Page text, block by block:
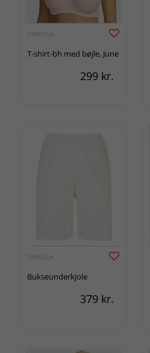
DAMELLA
T-shirt-bh med bøjle, June
299 kr.
DAMELLA
Bukseunderkjole
379 kr.